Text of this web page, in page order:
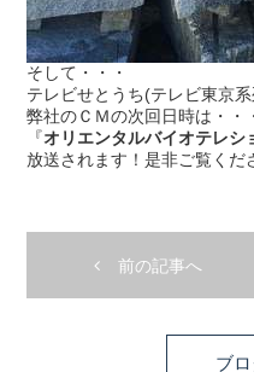
そして・・・
テレビせとうち(テレビ東京
弊社のＣＭの次回日時は・・
『オリエンタルバイオテレシ
放送されます！是非ご覧くだ
前の記事へ
ブ